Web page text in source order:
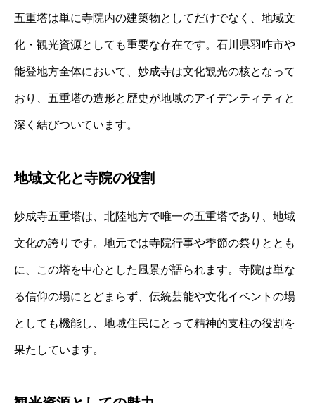
五重塔は単に寺院内の建築物としてだけでなく、地域文
化・観光資源としても重要な存在です。石川県羽咋市や
能登地方全体において、妙成寺は文化観光の核となって
おり、五重塔の造形と歴史が地域のアイデンティティと
深く結びついています。
地域文化と寺院の役割
妙成寺五重塔は、北陸地方で唯一の五重塔であり、地域
文化の誇りです。地元では寺院行事や季節の祭りととも
に、この塔を中心とした風景が語られます。寺院は単な
る信仰の場にとどまらず、伝統芸能や文化イベントの場
としても機能し、地域住民にとって精神的支柱の役割を
果たしています。